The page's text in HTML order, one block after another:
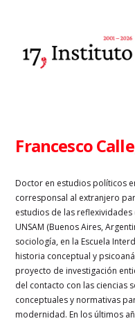
Francesco
Doctor en estudios políticos en
corresponsal al extranjero
estudios de las reflexividades
UNSAM (Buenos Aires,
sociología, en la Escuela
historia conceptual y
proyecto de investigación
del contacto con las ciencias
conceptuales y normativas
modernidad. En los últimos